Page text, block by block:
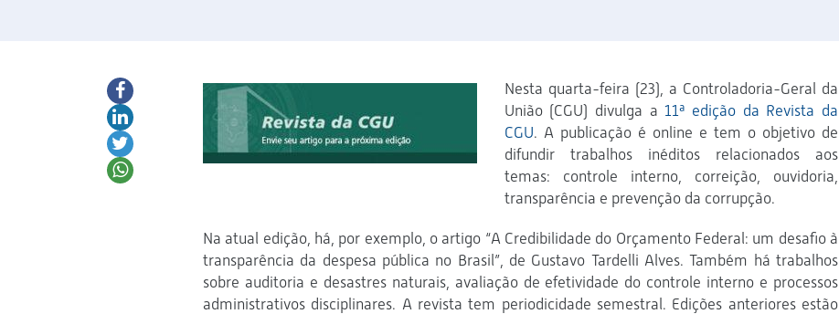
Nesta quarta-feira (23), a Controladoria-Geral da
União (CGU) divulga a11ª edição da Revista da
CGU. A publicação é online e tem o objetivo de
difundir trabalhos inéditos relacionados aos
temas: controle interno, correição, ouvidoria,
transparência e prevenção da corrupção.
Na atual edição, há, por exemplo, o artigo “A Credibilidade do Orçamento Federal: um desafio à
transparência da despesa pública no Brasil”, de Gustavo Tardelli Alves. Também há trabalhos
sobre auditoria e desastres naturais, avaliação de efetividade do controle interno e processos
administrativos disciplinares. A revista tem periodicidade semestral. Edições anteriores estão